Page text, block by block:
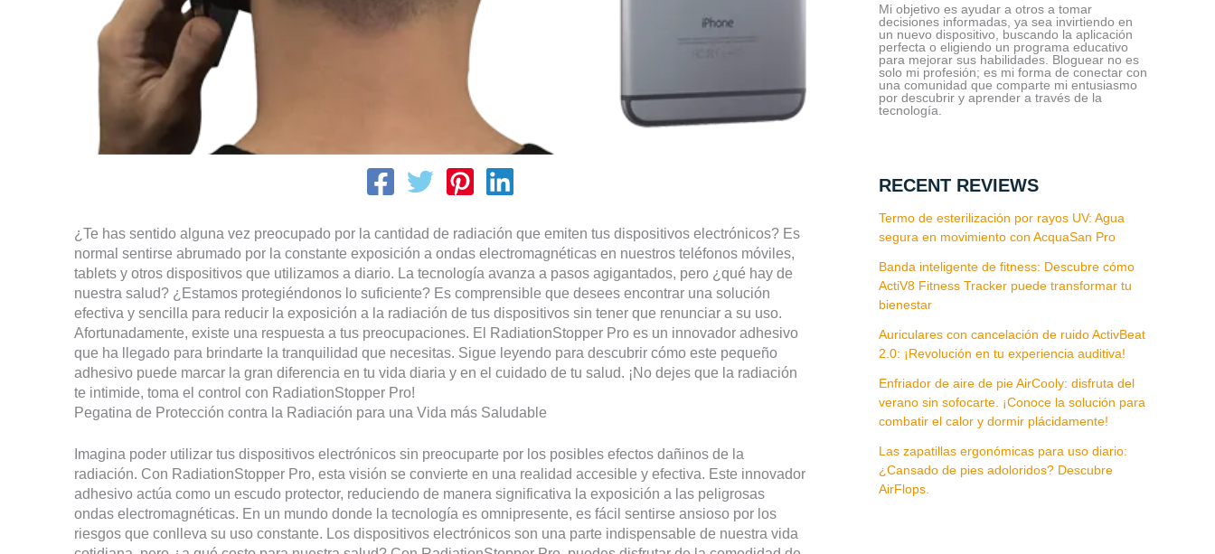
¿Te has sentido alguna vez preocupado por la cantidad de radiación que emiten tus dispositivos electrónicos? Es
normal sentirse abrumado por la constante exposición a ondas electromagnéticas en nuestros teléfonos móviles,
tablets y otros dispositivos que utilizamos a diario. La tecnología avanza a pasos agigantados, pero ¿qué hay de
nuestra salud? ¿Estamos protegiéndonos lo suficiente? Es comprensible que desees encontrar una solución
efectiva y sencilla para reducir la exposición a la radiación de tus dispositivos sin tener que renunciar a su uso.
Afortunadamente, existe una respuesta a tus preocupaciones. El RadiationStopper Pro es un innovador adhesivo
que ha llegado para brindarte la tranquilidad que necesitas. Sigue leyendo para descubrir cómo este pequeño
adhesivo puede marcar la gran diferencia en tu vida diaria y en el cuidado de tu salud. ¡No dejes que la radiación
te intimide, toma el control con RadiationStopper Pro!
Pegatina de Protección contra la Radiación para una Vida más Saludable
Imagina poder utilizar tus dispositivos electrónicos sin preocuparte por los posibles efectos dañinos de la
radiación. Con RadiationStopper Pro, esta visión se convierte en una realidad accesible y efectiva. Este innovador
adhesivo actúa como un escudo protector, reduciendo de manera significativa la exposición a las peligrosas
ondas electromagnéticas. En un mundo donde la tecnología es omnipresente, es fácil sentirse ansioso por los
riesgos que conlleva su uso constante. Los dispositivos electrónicos son una parte indispensable de nuestra vida
Mi objetivo es ayudar a otros a tomar
decisiones informadas, ya sea invirtiendo en
un nuevo dispositivo, buscando la aplicación
perfecta o eligiendo un programa educativo
para mejorar sus habilidades. Bloguear no es
solo mi profesión; es mi forma de conectar con
una comunidad que comparte mi entusiasmo
por descubrir y aprender a través de la
tecnología.
RECENT REVIEWS
Termo de esterilización por rayos UV: Agua
segura en movimiento con AcquaSan Pro
Banda inteligente de fitness: Descubre cómo
ActiV8 Fitness Tracker puede transformar tu
bienestar
Auriculares con cancelación de ruido ActivBeat
2.0: ¡Revolución en tu experiencia auditiva!
Enfriador de aire de pie AirCooly: disfruta del
verano sin sofocarte. ¡Conoce la solución para
combatir el calor y dormir plácidamente!
Las zapatillas ergonómicas para uso diario:
¿Cansado de pies adoloridos? Descubre
AirFlops.